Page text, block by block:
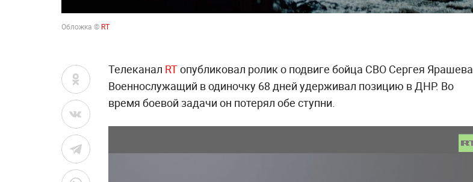
Обложка © RT
Телеканал RTопубликовал ролик о подвиге бойца СВО Сергея Ярашева.
Военнослужащий в одиночку 68 дней удерживал позицию в ДНР. Во
время боевой задачи он потерял обе ступни.